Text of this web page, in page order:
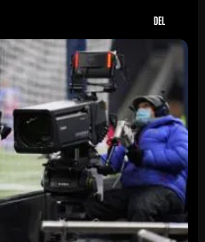
DEL